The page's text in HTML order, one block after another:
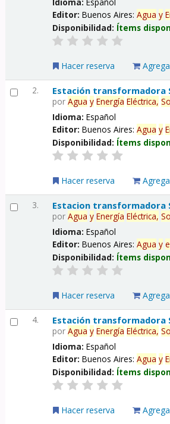
Editor:Buenos Aires:Agua y
Disponibilidad: Ítems
Hacer reserva
2. Estación transformadora
porAgua y Energía Eléctrica,
Idioma:Español
Editor:Buenos Aires:Agua y
Disponibilidad: Ítems
Hacer reserva
3. Estacion transformadora
porAgua y Energía Eléctrica,
Idioma:Español
Editor:Buenos Aires:Agua y
Disponibilidad: Ítems
Hacer reserva
4. Estación transformadora
porAgua y Energía Eléctrica,
Idioma:Español
Editor:Buenos Aires:Agua y
Disponibilidad: Ítems
Hacer reserva